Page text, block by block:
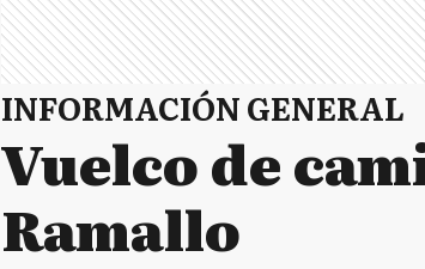
INFORMACIÓN GENERAL
Vuelco de
Ramallo